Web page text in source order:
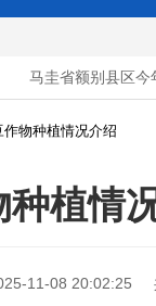
马圭省额别县区今
物种植情况介绍
植情
11-08 20:02:25